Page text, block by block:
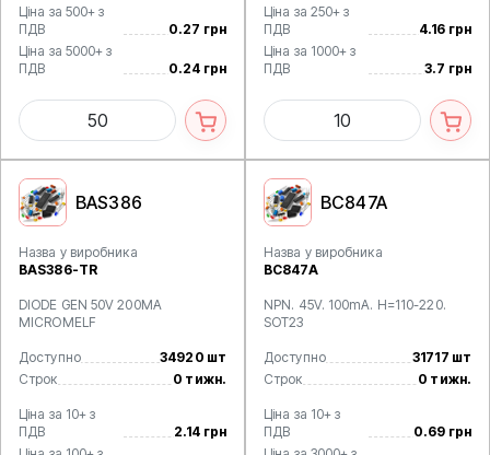
Ціна за 500+ з
ПДВ
0.27 грн
Ціна за 5000+ з
ПДВ
0.24 грн
Ціна за 250+ з
ПДВ
4.16 грн
Ціна за 1000+ з
ПДВ
3.7 грн
BAS386
Назва у виробника
BAS386-TR
DIODE GEN 50V 200MA
MICROMELF
Доступно
34920 шт
Строк
0 тижн.
Ціна за 10+ з
ПДВ
2.14 грн
BC847A
Назва у виробника
BC847A
NPN. 45V. 100mA. H=110-220.
SOT23
Доступно
31717 шт
Строк
0 тижн.
Ціна за 10+ з
ПДВ
0.69 грн